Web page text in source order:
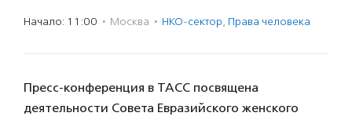
Начало: 11:00 · Москва · НКО-сектор, Права человека
Пресс-конференция в ТАСС посвящена
деятельности Совета Евразийского женского